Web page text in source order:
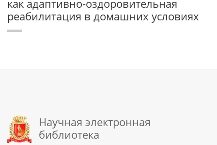
как адаптивно-оздоровительная
реабилитация в домашних условиях
Научная электронная
библиотека